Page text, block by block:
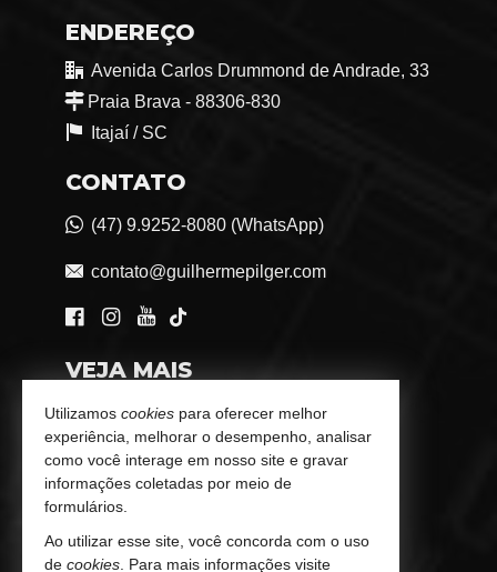
ENDEREÇO
Avenida Carlos Drummond de Andrade, 33
Praia Brava - 88306-830
Itajaí / SC
CONTATO
(47) 9.9252-8080 (WhatsApp)
contato@guilhermepilger.com
VEJA MAIS
Consultoria Imobiliária Personalizada
trabalhe conosco
Indicadores Financeiros
Imóveis Favoritos
Utilizamos cookies para oferecer melhor
experiência, melhorar o desempenho, analisar
como você interage em nosso site e gravar
informações coletadas por meio de
formulários.
Ao utilizar esse site, você concorda com o uso
de cookies . Para mais informações visite